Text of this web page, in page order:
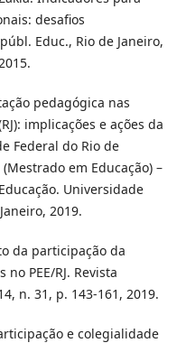
desafios
Educ., Rio de Janeiro,
pedagógica nas
implicações e ações da
Federal do Rio de
em Educação) –
Universidade
2019.
da participação da
PEE/RJ. Revista
n. 31, p. 143-161, 2019.
e colegialidade